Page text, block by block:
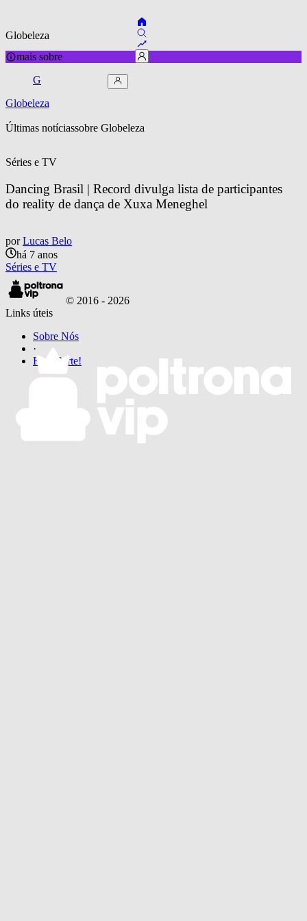
Globeleza
mais sobre
G
Globeleza
Últimas notíciassobre Globeleza
Séries e TV
Dancing Brasil | Record divulga lista de participantes
do reality de dança de Xuxa Meneghel
por Lucas Belo
há 7 anos
Séries e TV
© 2016 - 2026
Links úteis
Sobre Nós
·
Faça Parte!